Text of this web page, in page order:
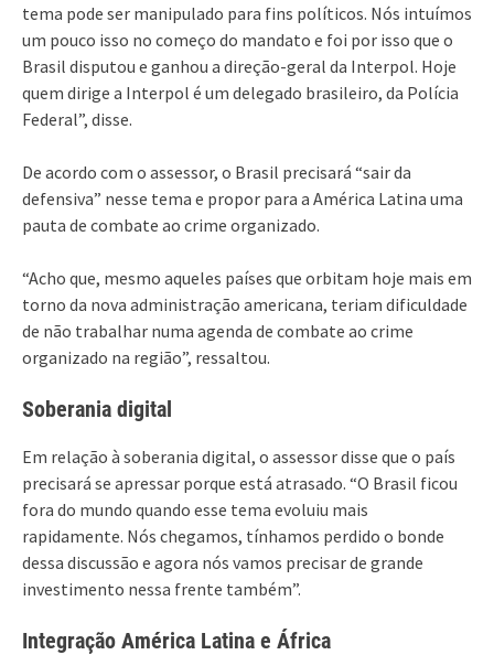
tema pode ser manipulado para fins políticos. Nós intuímos
um pouco isso no começo do mandato e foi por isso que o
Brasil disputou e ganhou a direção-geral da Interpol. Hoje
quem dirige a Interpol é um delegado brasileiro, da Polícia
Federal”, disse.
De acordo com o assessor, o Brasil precisará “sair da
defensiva” nesse tema e propor para a América Latina uma
pauta de combate ao crime organizado.
“Acho que, mesmo aqueles países que orbitam hoje mais em
torno da nova administração americana, teriam dificuldade
de não trabalhar numa agenda de combate ao crime
organizado na região”, ressaltou.
Soberania digital
Em relação à soberania digital, o assessor disse que o país
precisará se apressar porque está atrasado. “O Brasil ficou
fora do mundo quando esse tema evoluiu mais
rapidamente. Nós chegamos, tínhamos perdido o bonde
dessa discussão e agora nós vamos precisar de grande
investimento nessa frente também”.
Integração América Latina e África